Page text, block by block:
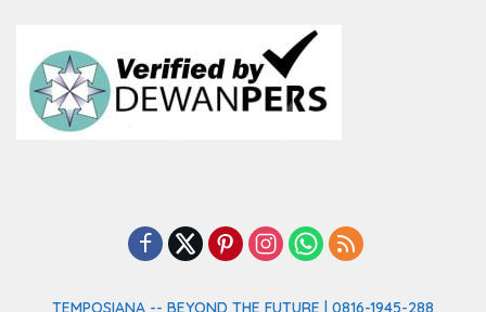
TEMPOSIANA -- BEYOND THE FUTURE | 0816-1945-288